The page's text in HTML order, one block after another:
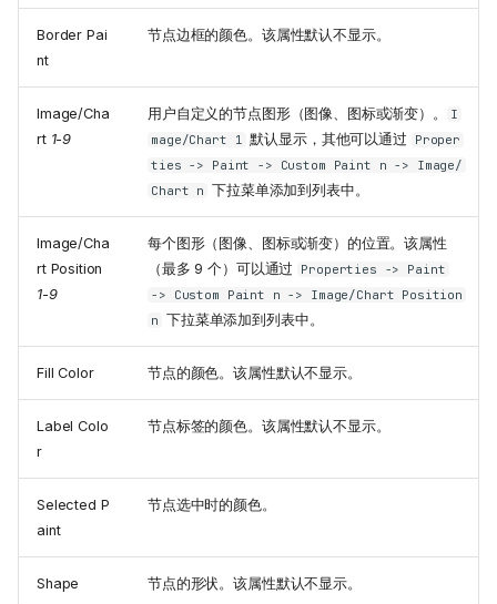
Border Pai
nt
节点边框的颜色。该属性默认不显示。
Image/Cha
rt 1-9
用户自定义的节点图形（图像、图标或渐变）。
I
mage/Chart 1 默认显示，其他可以通过
Proper
ties -> Paint -> Custom Paint n -> Image/
Chart n 下拉菜单添加到列表中。
Image/Cha
rt Position
1-9
每个图形（图像、图标或渐变）的位置。该属性
（最多 9 个）可以通过
Properties -> Paint
-> Custom Paint n -> Image/Chart Position
n 下拉菜单添加到列表中。
Fill Color 节点的颜色。该属性默认不显示。
Label Colo
r
节点标签的颜色。该属性默认不显示。
Selected P
aint
节点选中时的颜色。
Shape 节点的形状。该属性默认不显示。